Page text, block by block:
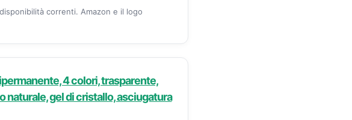
correnti. Amazon e il logo
4 colori, trasparente,
naturale, gel di cristallo, asciugatura